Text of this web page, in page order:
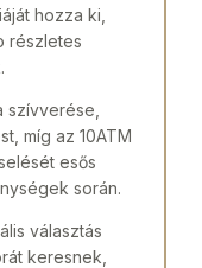
hozza ki,
részletes
szívverése,
míg az 10ATM
esős
során.
választás
keresnek,